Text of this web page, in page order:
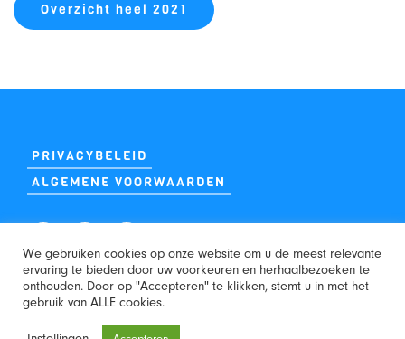
Overzicht heel 2021
PRIVACYBELEID
ALGEMENE VOORWAARDEN
WEBSITE:
We gebruiken cookies op onze website om u de meest relevante
ervaring te bieden door uw voorkeuren en herhaalbezoeken te
onthouden. Door op "Accepteren" te klikken, stemt u in met het
gebruik van ALLE cookies.